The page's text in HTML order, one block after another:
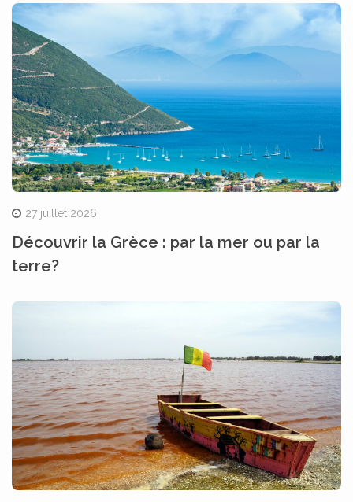
27 juillet 2026
Découvrir la Grèce : par la mer ou par la
terre?